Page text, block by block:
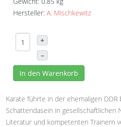
Hersteller: A. Mischkewitz
+
–
In den Warenkorb
Karate führte in der ehemaligen DDR
Schattendasein in gesellschaftlichen
Literatur und kompetenten Trainern